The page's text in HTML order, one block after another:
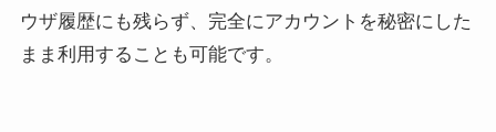
ウザ履歴にも残らず、完全にアカウントを秘密にした
まま利用することも可能です。